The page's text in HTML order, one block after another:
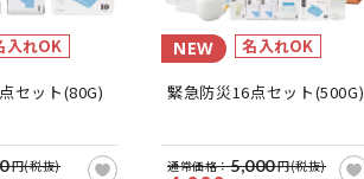
入れOK
セット(80G)
円(税抜)
NEW 名入れOK
緊急防災16点セット(500G)
通常価格：5,000円(税抜)